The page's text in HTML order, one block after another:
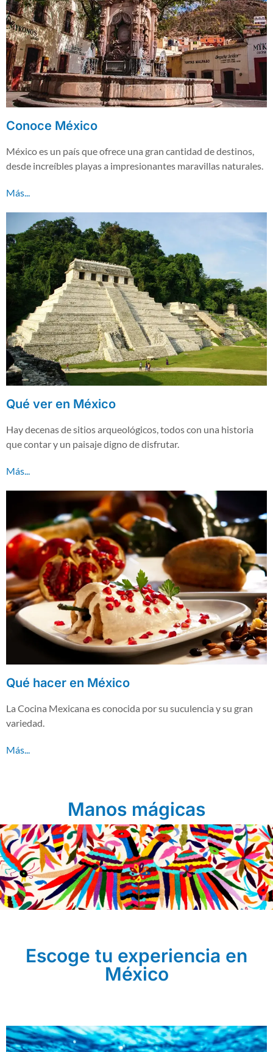
Conoce México
México es un país que ofrece una gran cantidad de destinos,
desde increíbles playas a impresionantes maravillas naturales.
Más...
Qué ver en México
Hay decenas de sitios arqueológicos, todos con una historia
que contar y un paisaje digno de disfrutar.
Más...
Qué hacer en México
La Cocina Mexicana es conocida por su suculencia y su gran
variedad.
Más...
Manos mágicas
Escoge tu experiencia en
México